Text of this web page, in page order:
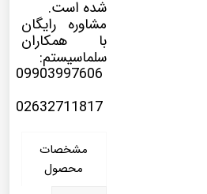
شده است.
مشاوره رایگان
با همکاران
سلماسیستم:
09903997606
02632711817
مشخصات
محصول